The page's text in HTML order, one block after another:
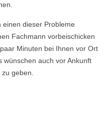
einen dieser Probleme
Fachmann vorbeischicken
Minuten bei Ihnen vor Ort
wünschen auch vor Ankunft
geben.